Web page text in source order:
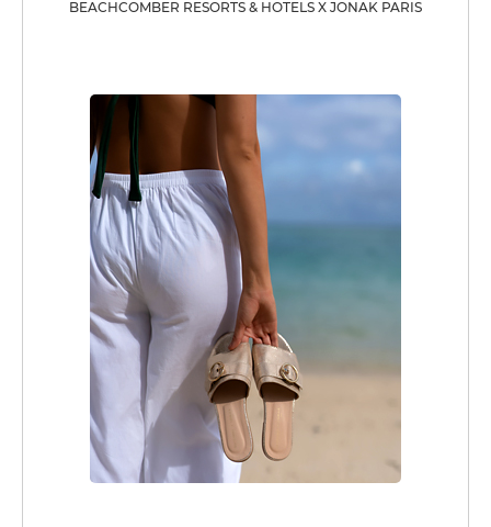
BEACHCOMBER RESORTS & HOTELS X JONAK PARIS